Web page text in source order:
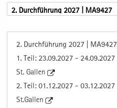
2. Durchführung 2027 | MA9427
1. Teil: 23.09.2027 - 24.09.2027
St. Gallen
2. Teil: 01.12.2027 - 03.12.2027
St.Gallen